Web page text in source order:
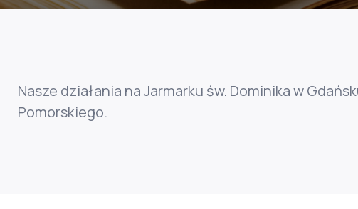
Nasze działania na Jarmarku św. Dominika w
Pomorskiego.